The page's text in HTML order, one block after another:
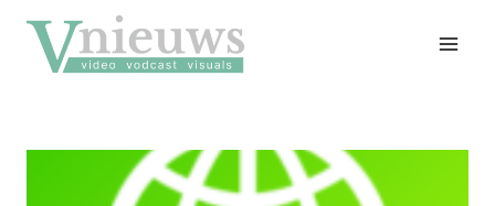
naar
inhoud